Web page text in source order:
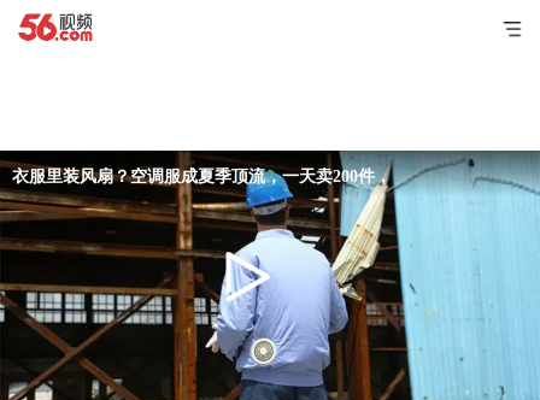
衣服里装风扇？空调服成夏季顶流，一天卖200件，户外工作者：凉快